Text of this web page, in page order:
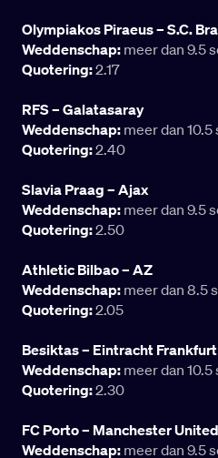
Olympiakos Piraeus – S.C.
Weddenschap: meer dan 9.5
Quotering:2.17
RFS – Galatasaray
Weddenschap: meer dan
Quotering:2.40
Slavia Praag – Ajax
Weddenschap: meer dan 9.5
Quotering:2.50
Athletic Bilbao – AZ
Weddenschap: meer dan 8.5
Quotering:2.05
Besiktas – Eintracht Frankfurt
Weddenschap: meer dan
Quotering:2.30
FC Porto – Manchester United
Weddenschap: meer dan 9.5